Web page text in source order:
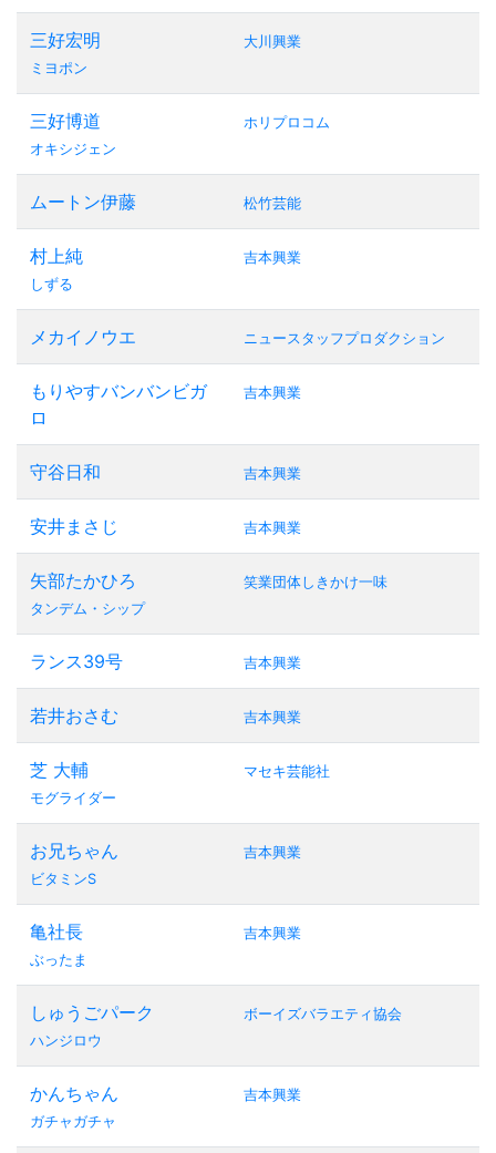
三好宏明
ミヨポン
大川興業
三好博道
オキシジェン
ホリプロコム
ムートン伊藤 松竹芸能
村上純
しずる
吉本興業
メカイノウエ ニュースタッフプロダクション
もりやすバンバンビガ
ロ
吉本興業
守谷日和 吉本興業
安井まさじ 吉本興業
矢部たかひろ
タンデム・シップ
笑業団体しきかけ一味
ランス39号 吉本興業
若井おさむ 吉本興業
芝 大輔
モグライダー
マセキ芸能社
お兄ちゃん
ビタミンS
吉本興業
亀社長
ぶったま
吉本興業
しゅうごパーク
ハンジロウ
ボーイズバラエティ協会
かんちゃん
ガチャガチャ
吉本興業